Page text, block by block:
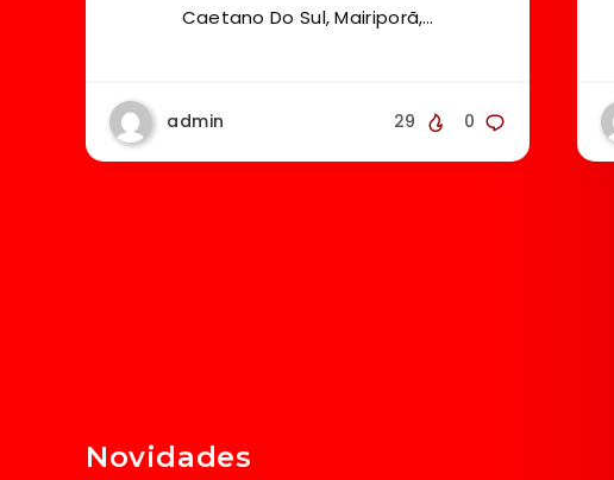
Caetano Do Sul, Mairiporã,…
admin 0
29
Novidades